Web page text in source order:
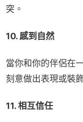
突。
10. 感到自然
當你和你的伴侶在
刻意做出表現或裝
11. 相互信任